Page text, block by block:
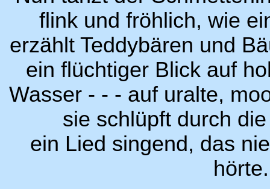
flink und fröhlich, wie
erzählt Teddybären und
ein flüchtiger Blick auf
Wasser - - - auf uralte,
sie schlüpft durch
ein Lied singend, das
hörte.